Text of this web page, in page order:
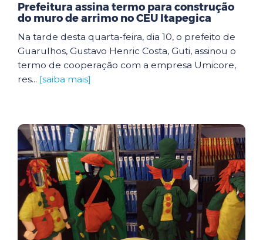
Prefeitura assina termo para construção
do muro de arrimo no CEU Itapegica
Na tarde desta quarta-feira, dia 10, o prefeito de
Guarulhos, Gustavo Henric Costa, Guti, assinou o
termo de cooperação com a empresa Umicore,
res... [saiba mais]